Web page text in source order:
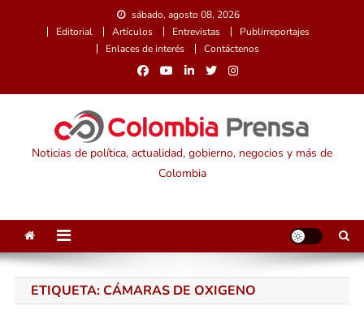
sábado, agosto 08, 2026
Editorial
Artículos Entrevistas
Publirreportajes
Enlaces de interés
Contáctenos
Noticias de política, actualidad, gobierno, negocios y más de
Colombia
ETIQUETA:CÁMARAS DE OXIGENO